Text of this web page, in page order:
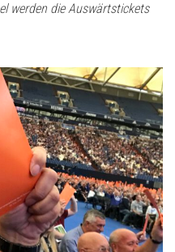
werden die Auswärtstickets